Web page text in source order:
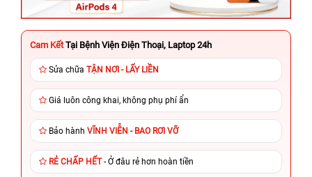
Cam Kết Tại Bệnh Viện Điện Thoại, Laptop 24h
Sửa chữa TẬN NƠI - LẤY LIỀN
Giá luôn công khai, không phụ phí ẩn
Bảo hành VĨNH VIỄN - BAO RƠI VỠ
RẺ CHẤP HẾT- Ở đâu rẻ hơn hoàn tiền